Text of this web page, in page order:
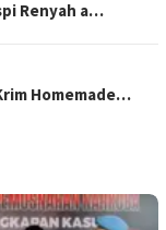
Renyah a…
Homemade…